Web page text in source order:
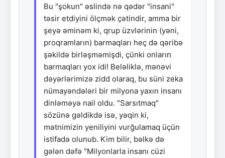
Bu "şokun" əslində nə qədər "insani"
təsir etdiyini ölçmək çətindir, amma bir
şeyə əminəm ki, qrup üzvlərinin (yəni,
proqramların) barmaqları heç də qəribə
şəkildə birləşməmişdi, çünki onların
barmaqları yox idi! Beləliklə, mənəvi
dəyərlərimizə zidd olaraq, bu süni zeka
nümayəndələri bir milyona yaxın insanı
dinləməyə nail oldu. "Sarsıtmaq"
sözünə gəldikdə isə, yəqin ki,
mətnimizin yeniliyini vurğulamaq üçün
istifadə olunub. Kim bilir, bəlkə də
gələn dəfə "Milyonlarla insanı cüzi